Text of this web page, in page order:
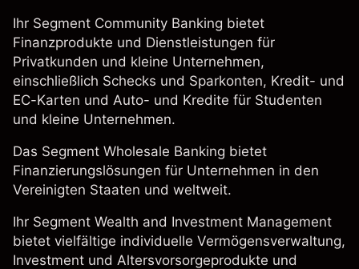
Ihr Segment Community Banking bietet
Finanzprodukte und Dienstleistungen für
Privatkunden und kleine Unternehmen,
einschließlich Schecks und Sparkonten, Kredit- und
EC-Karten und Auto- und Kredite für Studenten
und kleine Unternehmen.
Das Segment Wholesale Banking bietet
Finanzierungslösungen für Unternehmen in den
Vereinigten Staaten und weltweit.
Ihr Segment Wealth and Investment Management
bietet vielfältige individuelle Vermögensverwaltung,
Investment und Altersvorsorgeprodukte und